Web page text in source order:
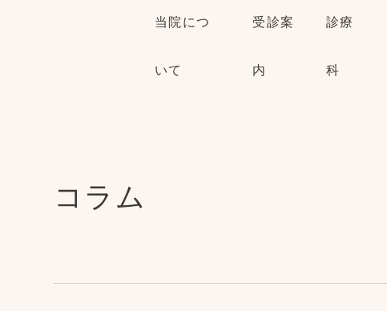
当院につ
いて
受診案
内
診療
科
コラム